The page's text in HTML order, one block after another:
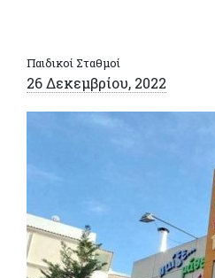
Παιδικοί Σταθμοί
26 Δεκεμβρίου, 2022